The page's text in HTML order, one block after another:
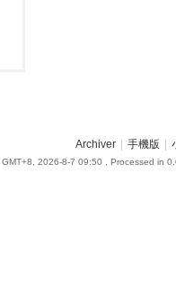
Archiver 手機版
GMT+8, 2026-8-7 09:50 , Processed in